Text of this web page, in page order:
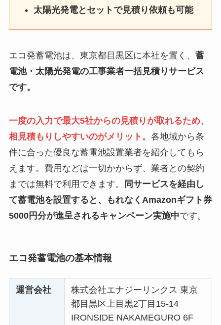
太陽光発電とセットで見積り依頼も可能
エコ発蓄電池は、東京都目黒区に本社を置く、 蓄
電池・太陽光発電の工事業者一括見積りサービス
です。
一度の入力で最大5社からの見積りが取れるため、
相見積もりしやすいのがメリット。 各地域から条
件に合った優良な蓄電池設置業者を紹介してもら
えます。費用などは一切かからず、業者との契約
までは無料で利用できます。
同サービスを経由し
て蓄電池を設置すると、もれなくAmazonギフト券
5000円分が進呈されるキャンペーン実施中です。
エコ発蓄電池の基本情報
運営会社
株式会社エナジーリンクス 東京
都目黒区上目黒2丁目15-14
IRONSIDE NAKAMEGURO 6F